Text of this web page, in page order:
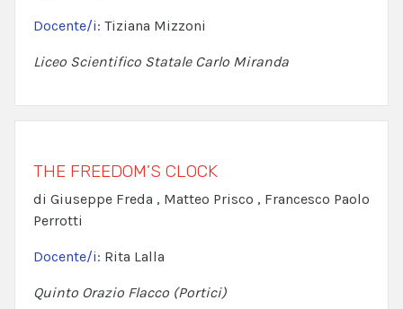
Docente/i: Tiziana Mizzoni
Liceo Scientifico Statale Carlo Miranda
THE FREEDOM’S CLOCK
di Giuseppe Freda , Matteo Prisco , Francesco Paolo
Perrotti
Docente/i: Rita Lalla
Quinto Orazio Flacco (Portici)